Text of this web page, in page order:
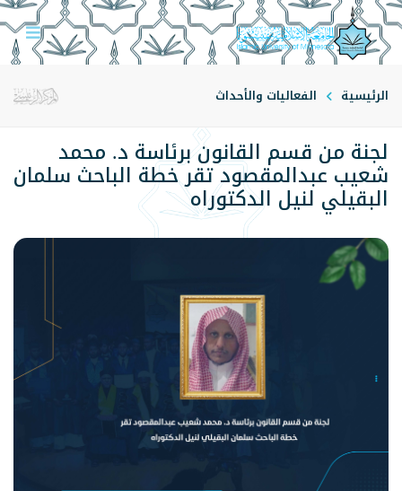
الرئيسية الفعاليات والأحداث
لجنة من قسم القانون برئاسة د. محمد
شعيب عبدالمقصود تقر خطة الباحث سلمان
البقيلي لنيل الدكتوراه